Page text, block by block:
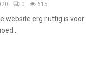
0 615
website erg nuttig is voor